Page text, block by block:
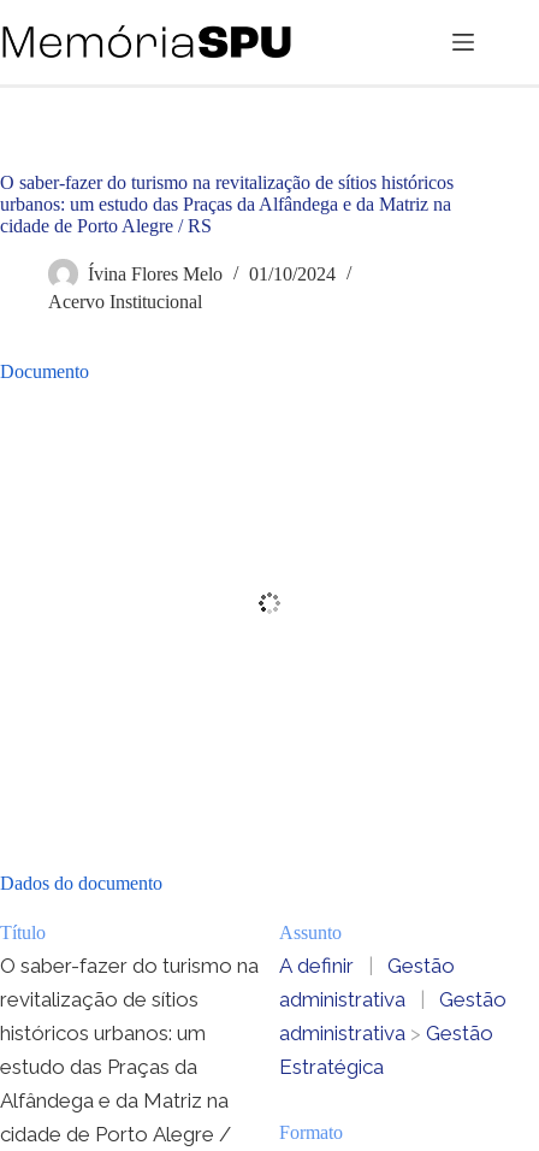
para
o
O saber-fazer do turismo na revitalização de sítios históricos
urbanos: um estudo das Praças da Alfândega e da Matriz na
cidade de Porto Alegre / RS
Ívina Flores Melo
01/10/2024
Acervo Institucional
Documento
Dados do documento
Título
O saber-fazer do turismo na
revitalização de sítios
históricos urbanos: um
estudo das Praças da
Alfândega e da Matriz na
cidade de Porto Alegre /
Assunto
A definir |
Gestão
administrativa
|
Gestão
administrativa > Gestão
Estratégica
Formato